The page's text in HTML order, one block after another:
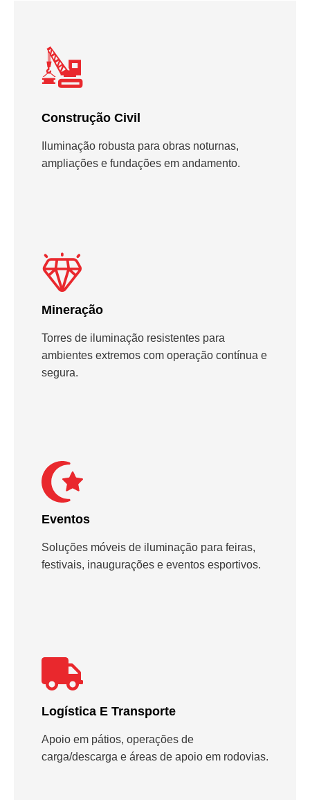
Construção Civil
Iluminação robusta para obras noturnas,
ampliações e fundações em andamento.
Mineração
Torres de iluminação resistentes para
ambientes extremos com operação contínua e
segura.
Eventos
Soluções móveis de iluminação para feiras,
festivais, inaugurações e eventos esportivos.
Logística E Transporte
Apoio em pátios, operações de
carga/descarga e áreas de apoio em rodovias.